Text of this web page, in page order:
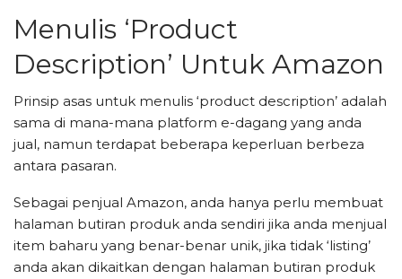
Menulis ‘Product
Description’ Untuk Amazon
Prinsip asas untuk menulis ‘product description’ adalah
sama di mana-mana platform e-dagang yang anda
jual, namun terdapat beberapa keperluan berbeza
antara pasaran.
Sebagai penjual Amazon, anda hanya perlu membuat
halaman butiran produk anda sendiri jika anda menjual
item baharu yang benar-benar unik, jika tidak ‘listing’
anda akan dikaitkan dengan halaman butiran produk